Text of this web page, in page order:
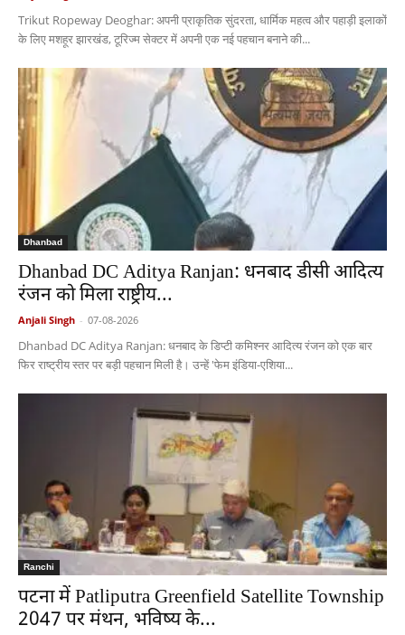
Trikut Ropeway Deoghar: अपनी प्राकृतिक सुंदरता, धार्मिक महत्व और पहाड़ी इलाकों
के लिए मशहूर झारखंड, टूरिज्म सेक्टर में अपनी एक नई पहचान बनाने की...
Dhanbad
Dhanbad DC Aditya Ranjan: धनबाद डीसी आदित्य
रंजन को मिला राष्ट्रीय...
Anjali Singh - 07-08-2026
Dhanbad DC Aditya Ranjan: धनबाद के डिप्टी कमिश्नर आदित्य रंजन को एक बार
फिर राष्ट्रीय स्तर पर बड़ी पहचान मिली है। उन्हें 'फेम इंडिया-एशिया...
Ranchi
पटना में Patliputra Greenfield Satellite Township
2047 पर मंथन, भविष्य के...